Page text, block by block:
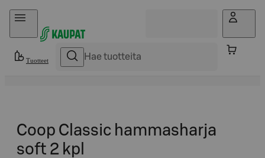
Hyppää sisältöön
Tuotteet
Coop Classic hammasharja
soft 2 kpl